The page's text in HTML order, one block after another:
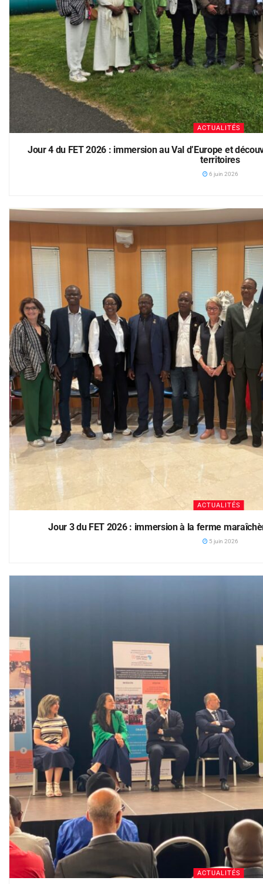
ACTUALITÉS
Jour 4 du FET 2026 : immersion au Val d’Europe et
territoires
6 juin 2026
ACTUALITÉS
Jour 3 du FET 2026 : immersion à la ferme
5 juin 2026
ACTUALITÉS